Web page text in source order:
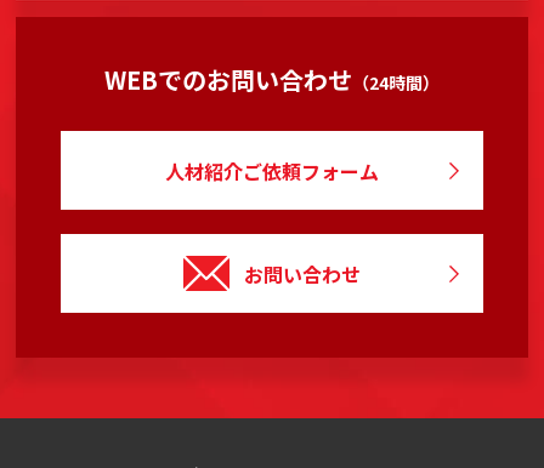
WEBでのお問い合わせ （24時間）
人材紹介ご依頼フォーム
お問い合わせ